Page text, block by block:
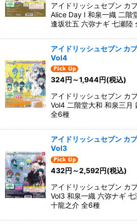
アイドリッシュセブン カ
Alice Day I 和泉一織 二階
逢坂壮五 六弥ナギ 七瀬陸
アイドリッシュセブン カ
Vol4
324円 ～1,944円(税込)
アイドリッシュセブン カ
Vol4 二階堂大和 和泉三月
全6種
アイドリッシュセブン カ
Vol3
432円 ～2,592円(税込)
アイドリッシュセブン カ
Vol3 和泉一織 六弥ナギ
十龍之介 全6種